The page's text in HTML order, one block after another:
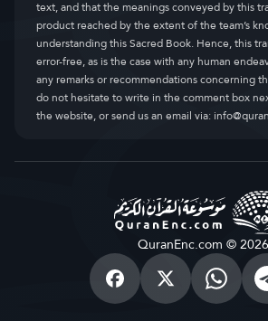
text, and that the meanings conveyed by this
product reached by the extent of the team’s
understanding this Sacred Book. Hence, this
error-free, as is the case with any human
any remarks or recommendations concerning
do not hesitate to write in the comment box
the website, or send us an email via:
QuranEnc.com © 2026